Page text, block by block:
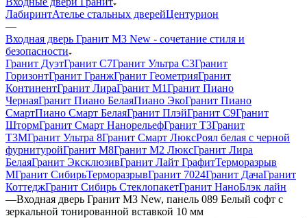
ЛабиринтАтелье стальных дверейЦентурион
—
Входная дверь Гранит М3 New - сочетание стиля и
безопасности
Гранит ДуэтГранит С7Гранит Ультра C3Гранит
ГоризонтГранит ГранжГранит ГеометрияГранит
КонтинентГранит ЛираГранит М1Гранит Пиано
ЧернаяГранит Пиано БелаяПиано ЭкоГранит Пиано
СмартПиано Смарт БелаяГранит ПлэйГранит С9Гранит
ШтормГранит Смарт НанорельефГранит Т3Гранит
Т3МГранит Ультра 8Гранит Смарт ЛюксРоял белая с черной
фурнитуройГранит М8Гранит М2 ЛюксГранит Лира
БелаяГранит ЭксклюзивГранит Лайт ГрафитТерморазрыв
МГранит СибирьТерморазрывГранит 7024Гранит ДачаГранит
КоттеджГранит Сибирь СтеклопакетГранит НаноБлэк лайн
—Входная дверь Гранит М3 New, панель 089 Белый софт с
зеркальной тонированной вставкой 10 мм